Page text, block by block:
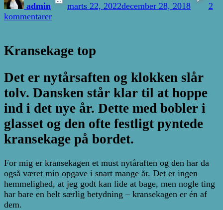
admin marts 22, 2022december 28, 2018
2
kommentarertil
Kransekage top
Det er nytårsaften og klokken slår
tolv. Dansken står klar til at hoppe
ind i det nye år. Dette med bobler i
glasset og den ofte festligt pyntede
kransekage på bordet.
For mig er kransekagen et must nytåraften og den har da
også været min opgave i snart mange år. Det er ingen
hemmelighed, at jeg godt kan lide at bage, men nogle ting
har bare en helt særlig betydning – kransekagen er én af
dem.